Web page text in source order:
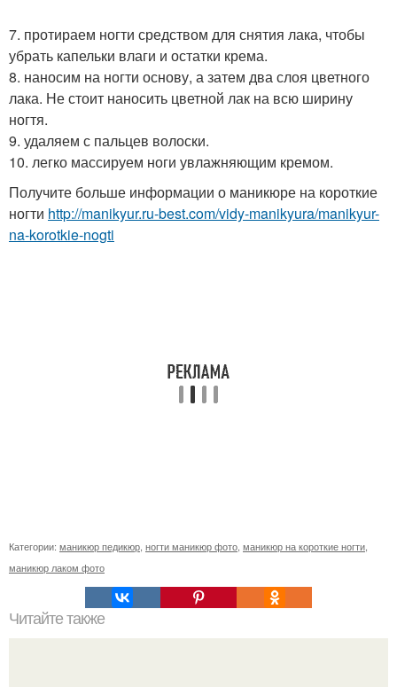
7. протираем ногти средством для снятия лака, чтобы
убрать капельки влаги и остатки крема.
8. наносим на ногти основу, а затем два слоя цветного
лака. Не стоит наносить цветной лак на всю ширину
ногтя.
9. удаляем с пальцев волоски.
10. легко массируем ноги увлажняющим кремом.
Получите больше информации о маникюре на короткие
ногти http://manikyur.ru-best.com/vidy-manikyura/manikyur-
na-korotkie-nogti
Категории: маникюр педикюр ногти маникюр фото маникюр на короткие ногти
маникюр лаком фото
Читайте также